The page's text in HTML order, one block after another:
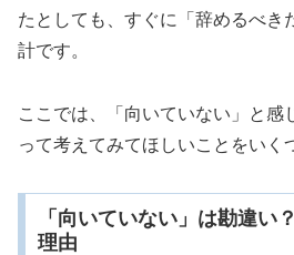
たとしても、すぐに「辞めるべき
計です。
ここでは、「向いていない」と感
って考えてみてほしいことをいく
「向いていない」は勘違い
理由